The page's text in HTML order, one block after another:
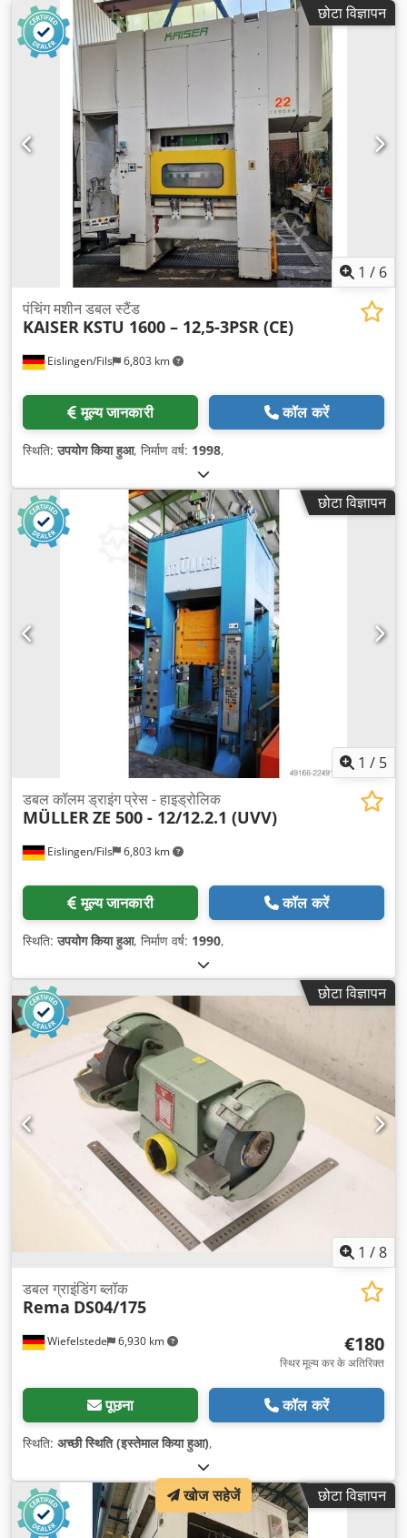
छोटा विज्ञापन
1 / 6
Eislingen/Fils 6,803 km
पंचिंग मशीन डबल स्टैंड
KAISER KSTU 1600 – 12,5-3PSR (CE)
मूल्य जानकारी कॉल करें
स्थिति:उपयोग किया हुआ, निर्माण वर्ष: 1998,
छोटा विज्ञापन
1 / 5
Eislingen/Fils 6,803 km
डबल कॉलम ड्राइंग प्रेस - हाइड्रोलिक
MÜLLERZE 500 - 12/12.2.1 (UVV)
मूल्य जानकारी कॉल करें
स्थिति:उपयोग किया हुआ, निर्माण वर्ष: 1990,
छोटा विज्ञापन
1 /8
Wiefelstede 6,930 km
डबल ग्राइंडिंग ब्लॉक
Rema DS04/175
€180
स्थिर मूल्य कर के अतिरिक्त
पूछना कॉल करें
स्थिति: अच्छी स्थिति (इस्तेमाल किया हुआ),
छोटा विज्ञापन
खोज सहेजें